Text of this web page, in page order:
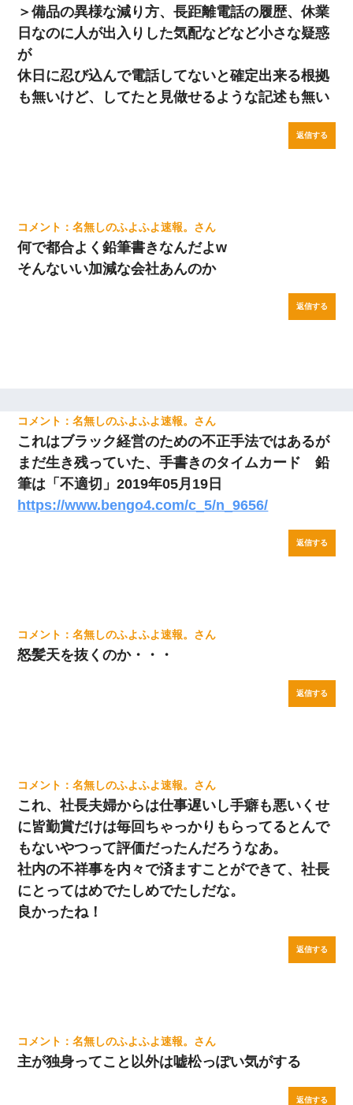
＞備品の異様な減り方、長距離電話の履歴、休業
日なのに人が出入りした気配などなど小さな疑惑
が
休日に忍び込んで電話してないと確定出来る根拠
も無いけど、してたと見做せるような記述も無い
返信する
名無しのふよふよ速報。
何で都合よく鉛筆書きなんだよw
そんないい加減な会社あんのか
返信する
名無しのふよふよ速報。
これはブラック経営のための不正手法ではあるが
まだ生き残っていた、手書きのタイムカード 鉛
筆は「不適切」2019年05月19日
https://www.bengo4.com/c_5/n_9656/
返信する
名無しのふよふよ速報。
怒髪天を抜くのか・・・
返信する
名無しのふよふよ速報。
これ、社長夫婦からは仕事遅いし手癖も悪いくせ
に皆勤賞だけは毎回ちゃっかりもらってるとんで
もないやつって評価だったんだろうなあ。
社内の不祥事を内々で済ますことができて、社長
にとってはめでたしめでたしだな。
良かったね！
返信する
名無しのふよふよ速報。
主が独身ってこと以外は嘘松っぽい気がする
返信する